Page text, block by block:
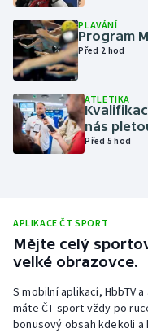
Moderní pětiboj
Motorsport
Parasport
Ragby
Rychlobruslení
Rychlostní
PLAVÁNÍ
Program
Před 2 hod
ATLETIKA
nás
Před 5 hod
APLIKACE ČT SPORT
Mějte celý
velké obrazovce.
S mobilní aplikací, HbbTV
máte ČT sport vždy po
bonusový obsah kdekoli a